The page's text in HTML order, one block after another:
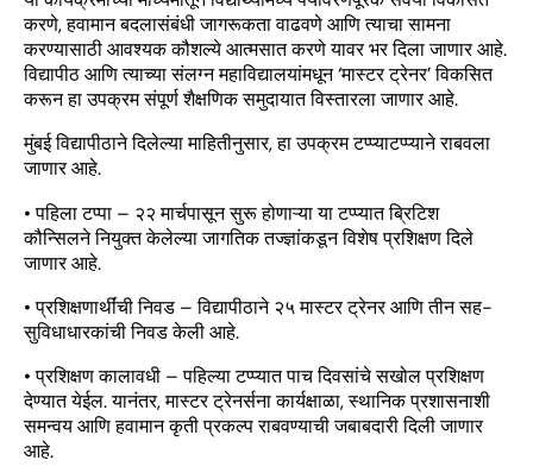
करणे, हवामान बदलासंबंधी जागरूकता वाढवणे आणि त्याचा सामना
करण्यासाठी आवश्यक कौशल्ये आत्मसात करणे यावर भर दिला जाणार आहे.
विद्यापीठ आणि त्याच्या संलग्न महाविद्यालयांमधून ‘मास्टर ट्रेनर’ विकसित
करून हा उपक्रम संपूर्ण शैक्षणिक समुदायात विस्तारला जाणार आहे.
मुंबई विद्यापीठाने दिलेल्या माहितीनुसार, हा उपक्रम टप्प्याटप्प्याने राबवला
जाणार आहे.
• पहिला टप्पा – २२ मार्चपासून सुरू होणाऱ्या या टप्प्यात ब्रिटिश
कौन्सिलने नियुक्त केलेल्या जागतिक तज्ज्ञांकडून विशेष प्रशिक्षण दिले
जाणार आहे.
• प्रशिक्षणार्थींची निवड – विद्यापीठाने २५ मास्टर ट्रेनर आणि तीन सह-
सुविधाधारकांची निवड केली आहे.
• प्रशिक्षण कालावधी – पहिल्या टप्प्यात पाच दिवसांचे सखोल प्रशिक्षण
देण्यात येईल. यानंतर, मास्टर ट्रेनर्सना कार्यक्षाळा, स्थानिक प्रशासनाशी
समन्वय आणि हवामान कृती प्रकल्प राबवण्याची जबाबदारी दिली जाणार
आहे.